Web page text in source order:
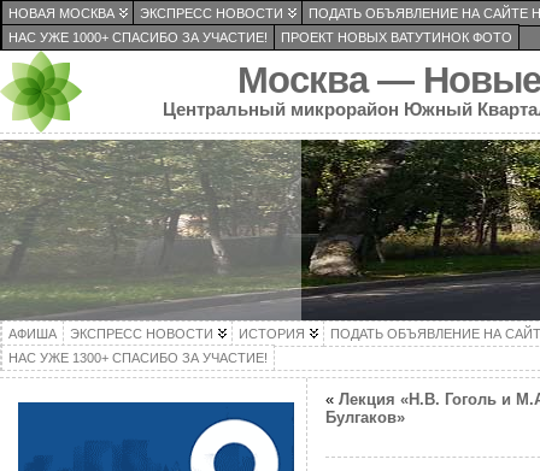
НОВАЯ МОСКВА ЭКСПРЕСС НОВОСТИ
ПОДАТЬ ОБЪЯВЛЕНИЕ НА САЙТЕ
НАС УЖЕ 1000+ СПАСИБО ЗА УЧАСТИЕ!
ПРОЕКТ НОВЫХ ВАТУТИНОК ФОТО
Москва — Новые
Центральный микрорайон Южный
АФИША ЭКСПРЕСС НОВОСТИ ИСТОРИЯ
ПОДАТЬ ОБЪЯВЛЕНИЕ НА
НАС УЖЕ 1300+ СПАСИБО ЗА УЧАСТИЕ!
« Лекция «Н.В. Гоголь и
Булгаков»